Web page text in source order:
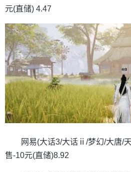
元(直储) 4.47
网易(大话3/大话ⅱ/梦幻/大唐/
售-10元(直储)8.92